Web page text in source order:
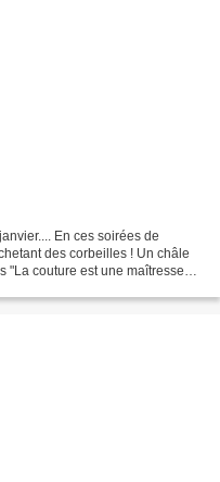
En ces soirées de
des corbeilles ! Un châle
"La couture est une maîtresse